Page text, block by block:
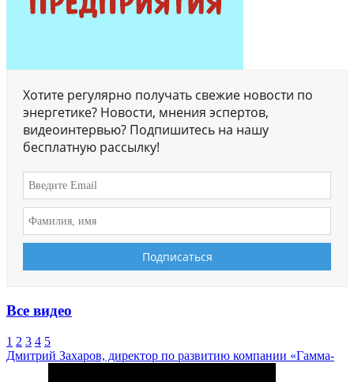
Хотите регулярно получать свежие новости по
энергетике? Новости, мнения эспертов,
видеоинтервью? Подпишитесь на нашу
бесплатную рассылку!
Все видео
1 2 3 4 5
Дмитрий Захаров, директор по развитию компании «Гамма-